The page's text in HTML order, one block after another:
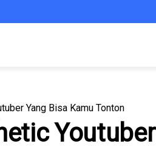
Yang Bisa Kamu Tonton
Youtuber